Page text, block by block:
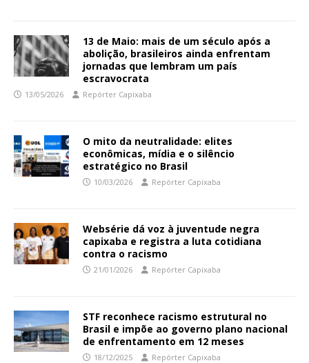
13 de Maio: mais de um século após a
abolição, brasileiros ainda enfrentam
jornadas que lembram um país
escravocrata
13/05/2026 Repórter Capixaba
O mito da neutralidade: elites
econômicas, mídia e o silêncio
estratégico no Brasil
10/03/2026 Repórter Capixaba
Websérie dá voz à juventude negra
capixaba e registra a luta cotidiana
contra o racismo
21/01/2026 Repórter Capixaba
STF reconhece racismo estrutural no
Brasil e impõe ao governo plano nacional
de enfrentamento em 12 meses
18/12/2025 Repórter Capixaba